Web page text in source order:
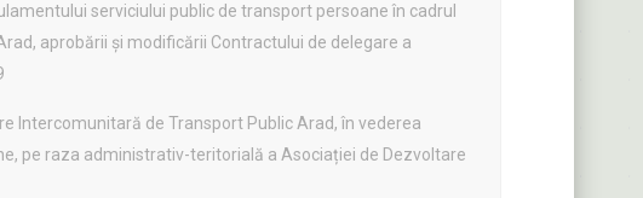
serviciului public de transport persoane în cadrul
aprobării și modificării Contractului de delegare a
Intercomunitară de Transport Public Arad, în vederea
pe raza administrativ-teritorială a Asociației de Dezvoltare